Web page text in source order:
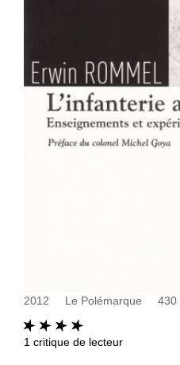
2012 Le Polémarque 430
1 critique de lecteur